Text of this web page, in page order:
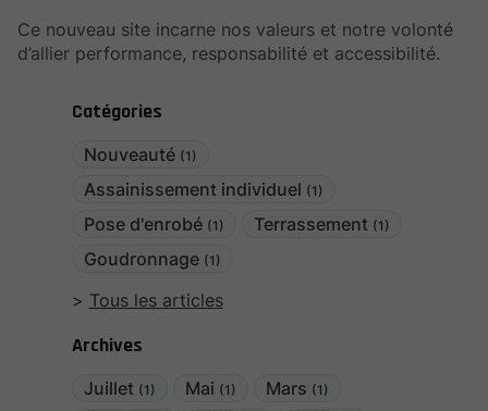
Catégories
Nouveauté (1)
Assainissement individuel (1)
Pose d'enrobé (1) Terrassement (1)
Goudronnage (1)
Tous les articles
Archives
Juillet (1) Mai (1) Mars (1)
Ce nouveau site incarne nos valeurs et notre volonté
d’allier performance, responsabilité et accessibilité.